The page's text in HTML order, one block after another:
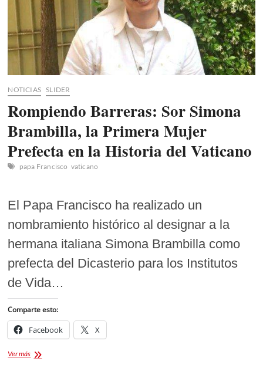
NOTICIAS SLIDER
Rompiendo Barreras: Sor Simona
Brambilla, la Primera Mujer
Prefecta en la Historia del Vaticano
papa Francisco vaticano
El Papa Francisco ha realizado un
nombramiento histórico al designar a la
hermana italiana Simona Brambilla como
prefecta del Dicasterio para los Institutos
de Vida…
Comparte esto:
Facebook X
Ver másRompiendo